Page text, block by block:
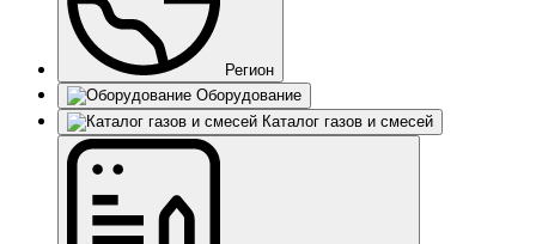
Регион
Оборудование
Каталог газов и смесей